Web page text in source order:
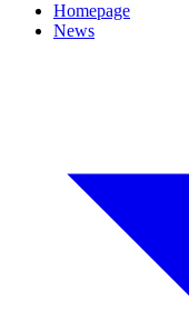
Homepage
News